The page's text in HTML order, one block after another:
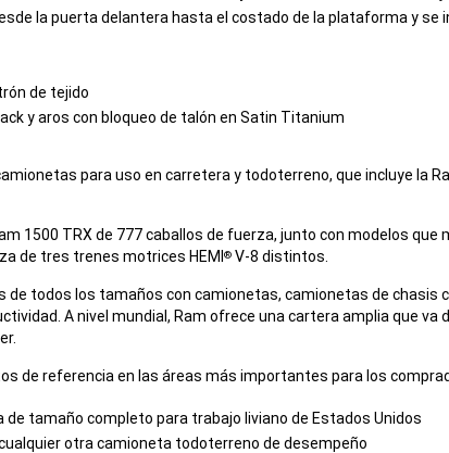
la puerta delantera hasta el costado de la plataforma y se
de tejido
y aros con bloqueo de talón en Satin Titanium
para uso en carretera y todoterreno, que incluye la
1500 TRX de 777 caballos de fuerza, junto con modelos
de tres trenes motrices HEMI ® V-8 distintos.
de todos los tamaños con camionetas, camionetas de
A nivel mundial, Ram ofrece una cartera amplia que
de referencia en las áreas más importantes para los
tamaño completo para trabajo liviano de Estados Unidos
otra camioneta todoterreno de desempeño